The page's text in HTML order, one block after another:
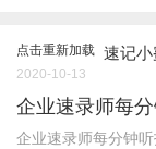
点击重新加载 速记
2020-10-13
企业速录师每
企业速录师每分钟